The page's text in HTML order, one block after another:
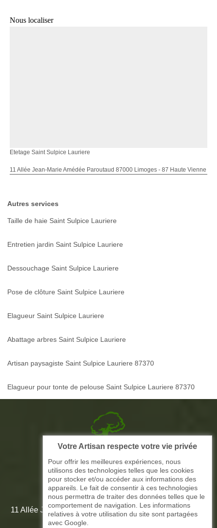
Nous localiser
Etetage Saint Sulpice Lauriere
11 Allée Jean-Marie Amédée Paroutaud 87000 Limoges - 87 Haute Vienne
Autres services
Taille de haie Saint Sulpice Lauriere
Entretien jardin Saint Sulpice Lauriere
Dessouchage Saint Sulpice Lauriere
Pose de clôture Saint Sulpice Lauriere
Elagueur Saint Sulpice Lauriere
Abattage arbres Saint Sulpice Lauriere
Artisan paysagiste Saint Sulpice Lauriere 87370
Elagueur pour tonte de pelouse Saint Sulpice Lauriere 87370
Picque elagage 87
ARTISAN ELAGAGE ET PAYSAGISTE
11 Allée Jean-Marie Amédée Paroutaud 87000 Limoges -
87 Haute Vienne
Votre Artisan respecte votre vie privée
Pour offrir les meilleures expériences, nous
utilisons des technologies telles que les cookies
pour stocker et/ou accéder aux informations des
appareils. Le fait de consentir à ces technologies
nous permettra de traiter des données telles que le
comportement de navigation. Les informations
relatives à votre utilisation du site sont partagées
avec Google.